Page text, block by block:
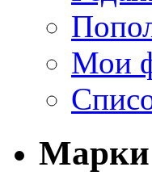
Мои
Марки